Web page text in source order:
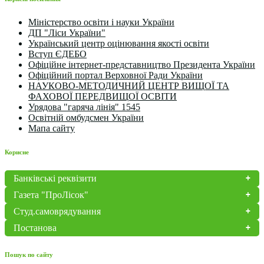
Міністерство освіти і науки України
ДП "Ліси України"
Український центр оцінювання якості освіти
Вступ ЄДЕБО
Офіційне інтернет-представництво Президента України
Офіційний портал Верховної Ради України
НАУКОВО-МЕТОДИЧНИЙ ЦЕНТР ВИЩОЇ ТА
ФАХОВОЇ ПЕРЕДВИЩОЇ ОСВІТИ
Урядова "гаряча лінія" 1545
Освітній омбудсмен України
Мапа сайту
Корисне
Банківські реквізити
Газета "ПроЛісок"
Студ.самоврядування
Постанова
Пошук по сайту